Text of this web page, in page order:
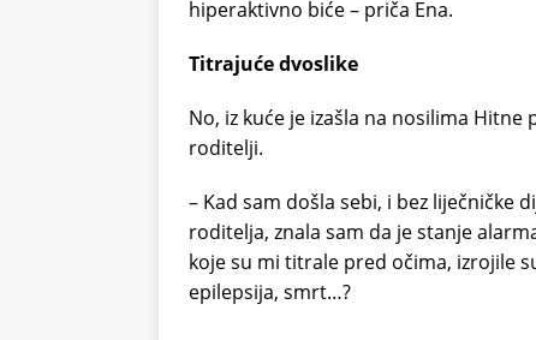
hiperaktivno biće – priča Ena.
Titrajuće dvoslike
No, iz kuće je izašla na nosilima
roditelji.
– Kad sam došla sebi, i bez liječničke
roditelja, znala sam da je stanje
koje su mi titrale pred očima, izrojile
epilepsija, smrt…?